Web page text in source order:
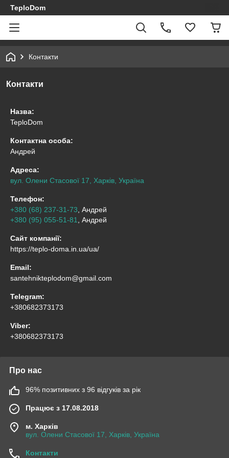
TeploDom
Контакти
Контакти
Назва:
TeploDom
Контактна особа:
Андрей
Адреса:
вул. Олени Стасової 17, Харків, Україна
Телефон:
+380 (68) 237-31-73 , Андрей
+380 (95) 055-51-81
, Андрей
Сайт компанії:
https://teplo-doma.in.ua/ua/
Email:
santehnikteplodom@gmail.com
Telegram:
+380682373173
Viber:
+380682373173
Про нас
96% позитивних з 96 відгуків за рік
Працює з 17.08.2018
м. Харків
вул. Олени Стасової 17, Харків, Україна
Контакти